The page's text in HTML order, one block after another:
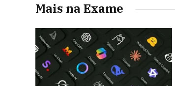
Mais na Exame